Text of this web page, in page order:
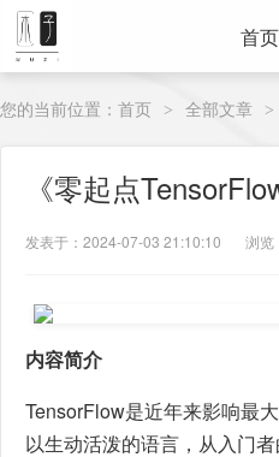
首页
您的当前位置： 首页 > 全部文章 >
《零起点
发表于：2024-07-03 21:10:10 浏览
内容简介
TensorFlow是近年来影响最
以生动活泼的语言，从入门